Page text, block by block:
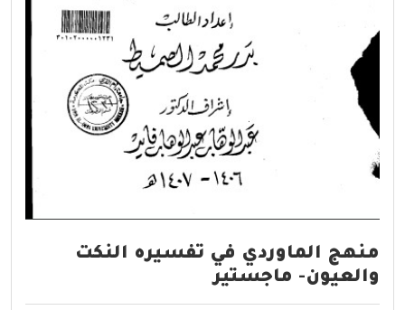
منهج الماوردي في تفسيره النكت
والعيون- ماجستير